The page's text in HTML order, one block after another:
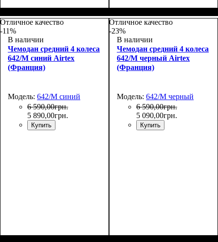
75x52x30+5
Отличное качество
-11%
В наличии
Чемодан средний 4 колеса
642/M синий Airtex
(Франция)
Модель: 642/M синий
6 590,00грн.
5 890,00грн.
Купить
Отличное качество
-23%
В наличии
Чемодан средний 4 колеса
642/M черный Airtex
(Франция)
Модель: 642/M черный
6 590,00грн.
5 090,00грн.
Купить